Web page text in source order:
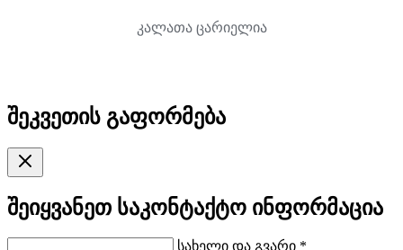
კალათა ცარიელია
შეკვეთის გაფორმება
შეიყვანეთ საკონტაქტო ინფორმაცია
სახელი და გვარი *